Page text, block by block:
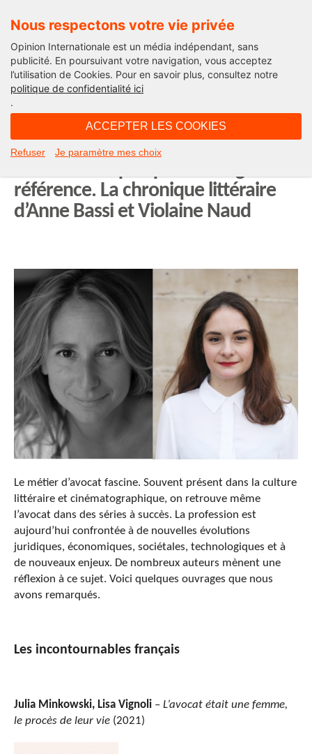
Nous respectons votre vie privée
Opinion Internationale est un média indépendant, sans
publicité. En poursuivant votre navigation, vous acceptez
l’utilisation de Cookies. Pour en savoir plus, consultez notre
politique de confidentialité ici
.
ACCEPTER LES COOKIES
Refuser Je paramètre mes choix
La chronique d'Anne Bassi
Comprendre l’avocat par la
référence. La chronique littéraire
d’Anne Bassi et Violaine Naud
Le métier d’avocat fascine. Souvent présent dans la culture
littéraire et cinématographique, on retrouve même
l’avocat dans des séries à succès. La profession est
aujourd’hui confrontée à de nouvelles évolutions
juridiques, économiques, sociétales, technologiques et à
de nouveaux enjeux. De nombreux auteurs mènent une
réflexion à ce sujet. Voici quelques ouvrages que nous
avons remarqués.
Les incontournables français
Julia Minkowski, Lisa Vignoli – L’avocat était une femme,
le procès de leur vie (2021)